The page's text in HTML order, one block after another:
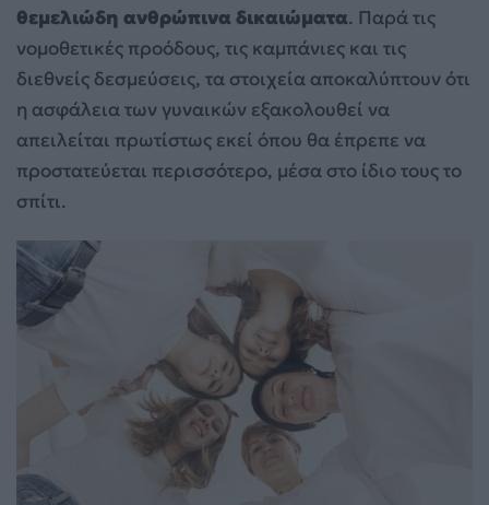
θεμελιώδη ανθρώπινα δικαιώματα. Παρά τις
νομοθετικές προόδους, τις καμπάνιες και τις
διεθνείς δεσμεύσεις, τα στοιχεία αποκαλύπτουν ότι
η ασφάλεια των γυναικών εξακολουθεί να
απειλείται πρωτίστως εκεί όπου θα έπρεπε να
προστατεύεται περισσότερο, μέσα στο ίδιο τους το
σπίτι.